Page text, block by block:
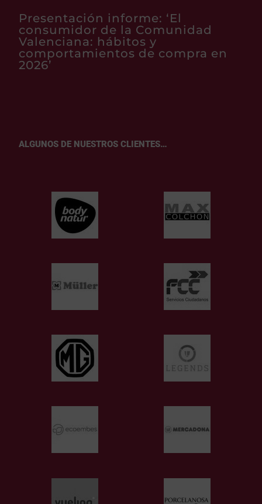
Presentación informe: ‘El
consumidor de la Comunidad
Valenciana: hábitos y
comportamientos de compra en
2026’
ALGUNOS DE NUESTROS CLIENTES…